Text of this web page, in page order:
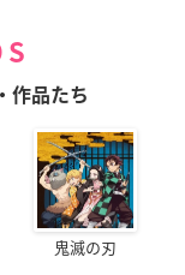
作品たち
鬼滅の刃